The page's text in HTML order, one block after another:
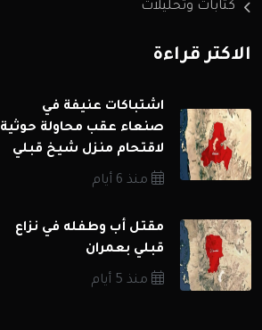
كتابات وتحليلات
الاكثر قراءة
اشتباكات عنيفة في
صنعاء عقب محاولة حوثية
لاقتحام منزل شيخ قبلي
منذ 6 أيام
مقتل أب وطفله في نزاع
قبلي بعمران
منذ 5 أيام